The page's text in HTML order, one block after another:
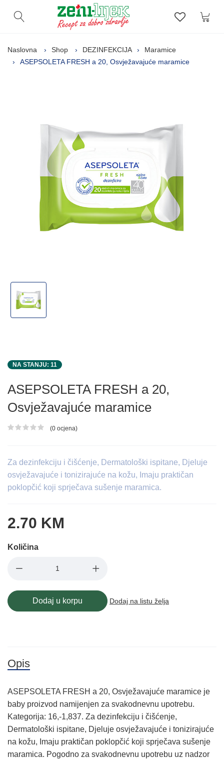
Otvori pretragu Lista
Naslovna Shop DEZINFEKCIJA
Maramice
ASEPSOLETA FRESH a 20, Osvježavajuće maramice
NA STANJU: 11
ASEPSOLETA FRESH a 20,
Osvježavajuće maramice
Ocjena proizvoda
(0 ocjena)
Za dezinfekciju i čišćenje, Dermatološki ispitane, Djeluje
osvježavajuće i tonizirajuće na kožu, Imaju praktičan
poklopčić koji sprječava sušenje maramica.
2.70 KM
Količina
Dodaj u korpu Dodaj na listu želja
Opis
ASEPSOLETA FRESH a 20, Osvježavajuće maramice je
baby proizvod namijenjen za svakodnevnu upotrebu.
Kategorija: 16,-1,837. Za dezinfekciju i čišćenje,
Dermatološki ispitane, Djeluje osvježavajuće i tonizirajuće
na kožu, Imaju praktičan poklopčić koji sprječava sušenje
maramica. Pogodno za svakodnevnu upotrebu uz nadzor